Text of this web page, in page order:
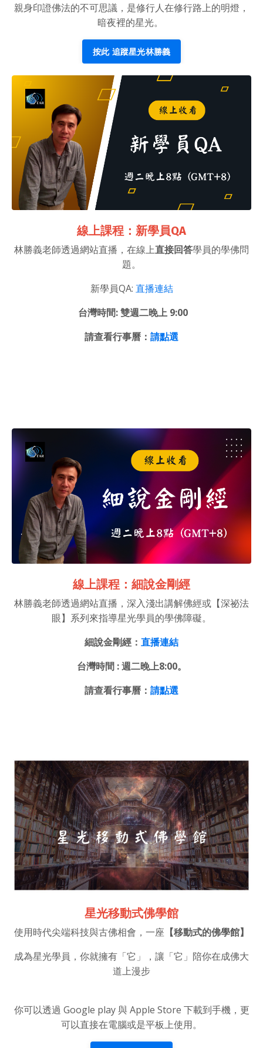
親身印證佛法的不可思議，是修行人在修行路上的明燈，
暗夜裡的星光。
按此 追蹤星光林勝義
線上課程：新學員QA
林勝義老師透過網站直播，在線上直接回答學員的學佛問
題。
新學員QA: 直播連結
台灣時間: 雙週二晚上 9:00
請查看行事曆： 請點選
線上課程：細說金剛經
林勝義老師透過網站直播，深入淺出講解佛經或【深祕法
眼】系列來指導星光學員的學佛障礙。
細說金剛經： 直播連結
台灣時間 : 週二晚上8:00。
請查看行事曆： 請點選
星光移動式佛學館
使用時代尖端科技與古佛相會，一座 【移動式的佛學館】
成為星光學員，你就擁有「它」，讓「它」陪你在成佛大
道上漫步
你可以透過 Google play 與 Apple Store 下載到手機，更
可以直接在電腦或是平板上使用。